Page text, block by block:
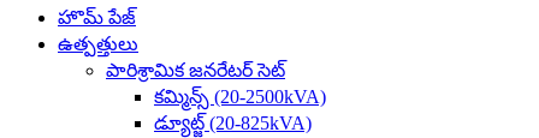
హొమ్ పేజ్
ఉత్పత్తులు
పారిశ్రామిక జనరేటర్ సెట్
కమ్మిన్స్ (20-2500kVA)
డ్యూట్జ్ (20-825kVA)